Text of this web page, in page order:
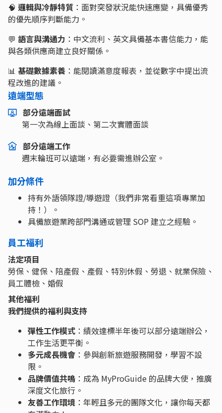
🧠 邏輯與冷靜特質 ：面對突發狀況能快速應變，具備優秀
的優先順序判斷能力。
💬 語言與溝通力 ：中文流利、英文具備基本書信能力，能
與各類供應商建立良好關係。
📊 基礎數據素養 ：能閱讀滿意度報表，並從數字中提出流
程改進的建議。
遠端型態
部分遠端面試
第一次為線上面談、第二次實體面談
部分遠端工作
週末輪班可以遠端，有必要需進辦公室。
加分條件
持有外語領隊證/導遊證（我們非常看重這項專業加
持！）。
具備旅遊業跨部門溝通或管理 SOP 建立之經驗。
員工福利
法定項目
勞保、健保、陪產假、產假、特別休假、勞退、就業保險、
員工體檢、婚假
其他福利
我們提供的福利與支持
彈性工作模式 ：績效達標半年後可以部分遠端辦公，
工作生活更平衡。
多元成長機會 ：參與創新旅遊服務開發，學習不設
限。
品牌價值共鳴 ：成為 MyProGuide 的品牌大使，推廣
深度文化旅行。
友善工作環境 ：年輕且多元的團隊文化，讓你每天都